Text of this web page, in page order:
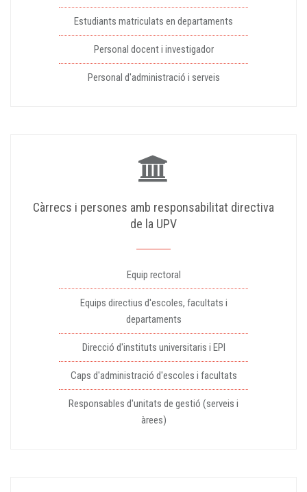
Estudiants matriculats en departaments
Personal docent i investigador
Personal d'administració i serveis
Càrrecs i persones amb responsabilitat directiva
de la UPV
Equip rectoral
Equips directius d'escoles, facultats i
departaments
Direcció d'instituts universitaris i EPI
Caps d'administració d'escoles i facultats
Responsables d'unitats de gestió (serveis i
àrees)